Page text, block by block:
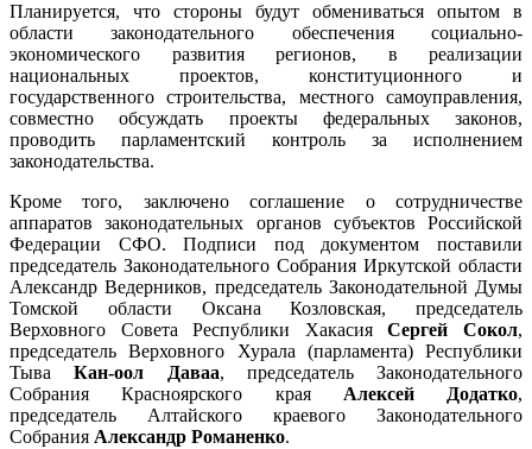
Планируется, что стороны будут обмениваться опытом в
области законодательного обеспечения социально-
экономического развития регионов, в реализации
национальных проектов, конституционного и
государственного строительства, местного самоуправления,
совместно обсуждать проекты федеральных законов,
проводить парламентский контроль за исполнением
законодательства.
Кроме того, заключено соглашение о сотрудничестве
аппаратов законодательных органов субъектов Российской
Федерации СФО. Подписи под документом поставили
председатель Законодательного Собрания Иркутской области
Александр Ведерников, председатель Законодательной Думы
Томской области Оксана Козловская, председатель
Верховного Совета Республики ХакасияСергей Сокол,
председатель Верховного Хурала (парламента) Республики
ТываКан-оол Даваа, председатель Законодательного
Собрания Красноярского края Алексей Додатко,
председатель Алтайского краевого Законодательного
Собрания Александр Романенко.